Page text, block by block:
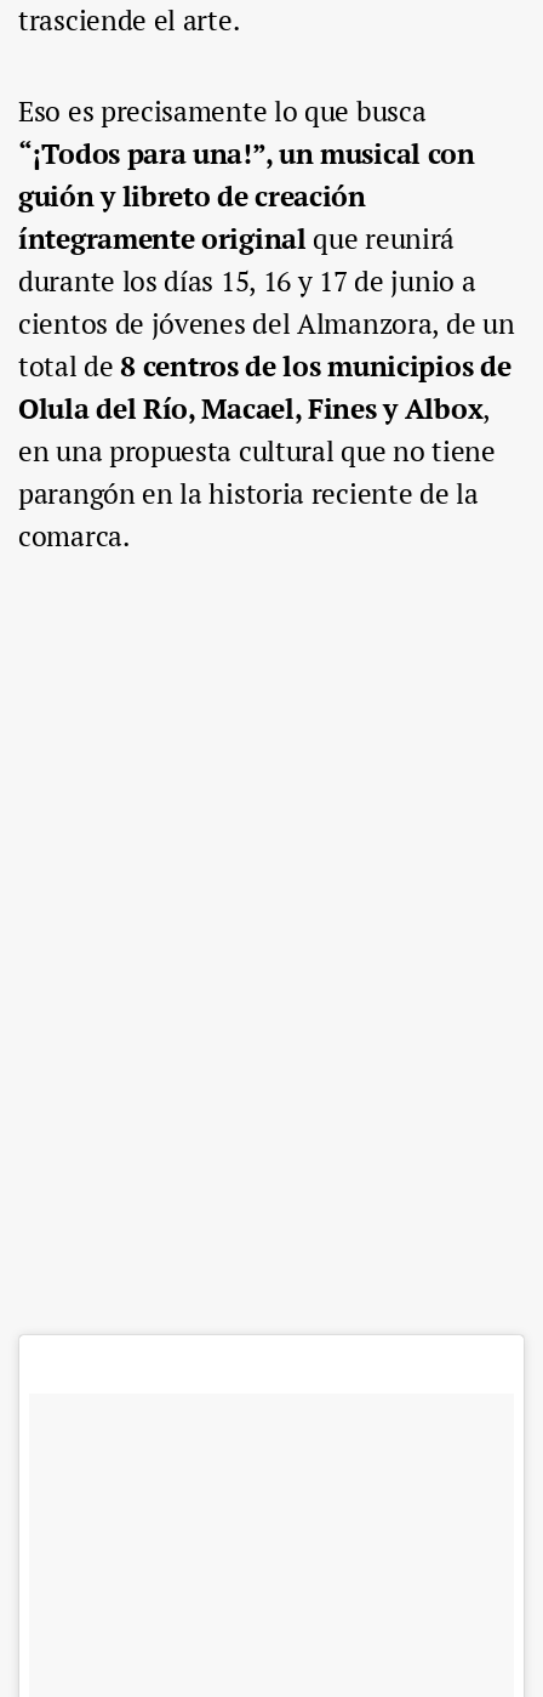
trasciende el arte.
Eso es precisamente lo que busca
“¡Todos para una!”, un musical con
guión y libreto de creación
íntegramente original que reunirá
durante los días 15, 16 y 17 de junio a
cientos de jóvenes del Almanzora, de un
total de8 centros de los municipios de
Olula del Río, Macael, Fines y Albox,
en una propuesta cultural que no tiene
parangón en la historia reciente de la
comarca.